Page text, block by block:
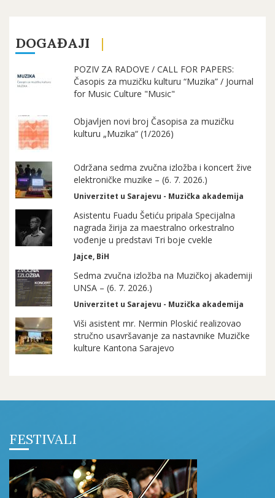
DOGAĐAJI
POZIV ZA RADOVE / CALL FOR PAPERS:
Časopis za muzičku kulturu “Muzika” / Journal
for Music Culture "Music"
Objavljen novi broj Časopisa za muzičku
kulturu „Muzika“ (1/2026)
Održana sedma zvučna izložba i koncert žive
elektroničke muzike – (6. 7. 2026.)
Univerzitet u Sarajevu - Muzička akademija
Asistentu Fuadu Šetiću pripala Specijalna
nagrada žirija za maestralno orkestralno
vođenje u predstavi Tri boje cvekle
Jajce, BiH
Sedma zvučna izložba na Muzičkoj akademiji
UNSA – (6. 7. 2026.)
Univerzitet u Sarajevu - Muzička akademija
Viši asistent mr. Nermin Ploskić realizovao
stručno usavršavanje za nastavnike Muzičke
kulture Kantona Sarajevo
FESTIVALI